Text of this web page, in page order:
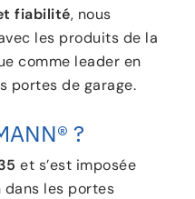
fiabilité, nous
les produits de la
comme leader en
portes de garage.
?
et s’est imposée
dans les portes